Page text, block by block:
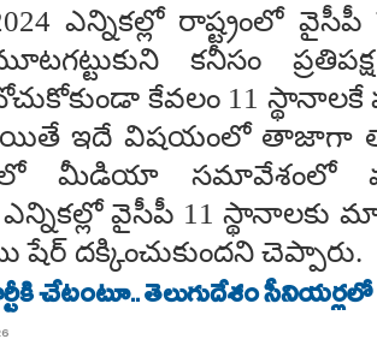
ఎన్నికల్లో రాష్ట్రంలో
కనీసం
కేవలం 11
ఇదే విషయంలో తాజాగా
మీడియా సమావేశంలో
వైసీపీ 11
షేర్ దక్కించుకుందని చెప్పారు.
చేటంటూ.. తెలుగుదేశం సీనియర్లలో